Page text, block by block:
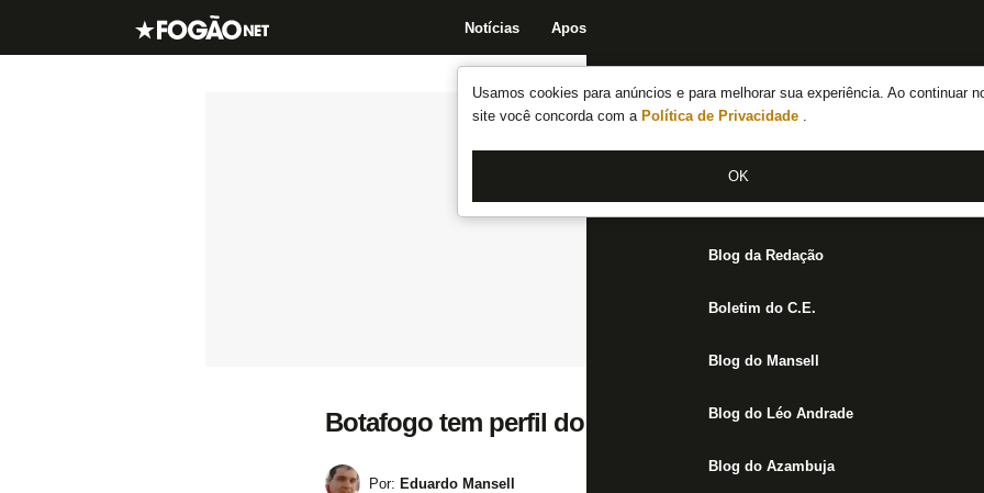
Usamos cookies para anúncios e para melhorar sua experiência. Ao continuar
site você concorda com a Política de Privacidade .
OK
Notícias Apostas
Notícias do Botafogo
Fórum
Jogos
Blog da Redação
Boletim do C.E.
Blog do Mansell
Blog do Léo Andrade
Blog do Azambuja
Botafogo tem perfil do novo goleiro e conversas
Por: Eduardo Mansell